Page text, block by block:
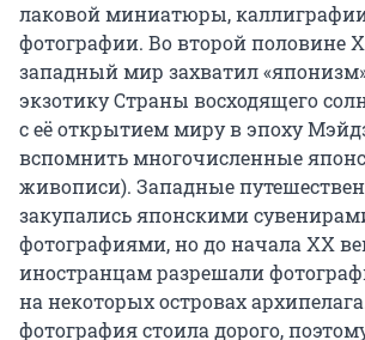
лаковой миниатюры,
фотографии. Во второй половине
западный мир захватил
экзотику Страны восходящего
с её открытием миру в эпоху
вспомнить многочисленные
живописи). Западные
закупались японскими
фотографиями, но до начала XX
иностранцам разрешали
на некоторых островах
фотография стоила дорого,